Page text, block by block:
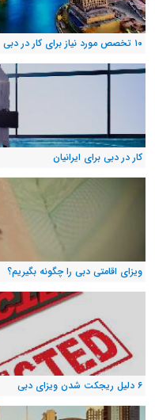
۱۰ تخصص مورد نیاز برای کار در دبی
کار در دبی برای ایرانیان
ویزای اقامتی دبی را چگونه بگیریم؟
۶ دلیل ریجکت شدن ویزای دبی